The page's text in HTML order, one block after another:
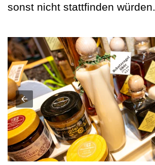
sonst nicht stattfinden würden.